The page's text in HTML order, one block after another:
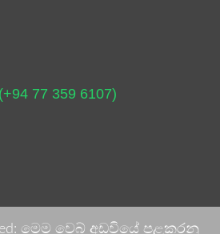
77 359 6107)
මෙම වෙබ් අඩවියේ පළකරනු